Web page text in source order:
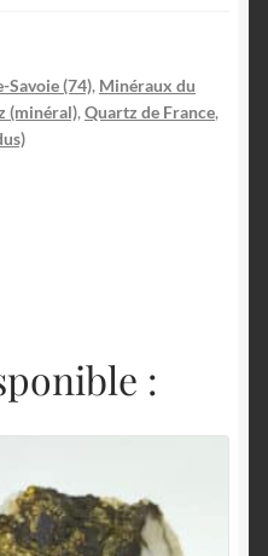
Savoie (74), Minéraux du
(minéral), Quartz de France,
: